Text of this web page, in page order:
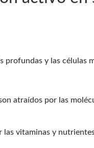
profundas y las células
atraídos por las
las vitaminas y